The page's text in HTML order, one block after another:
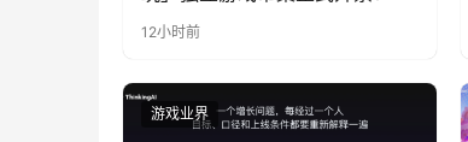
12小时前
游戏业界